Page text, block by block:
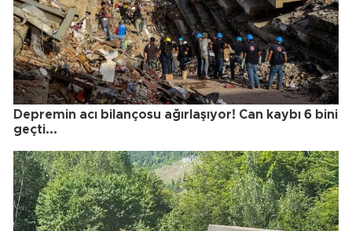
Depremin acı bilançosu ağırlaşıyor! Can kaybı 6 bini
geçti...